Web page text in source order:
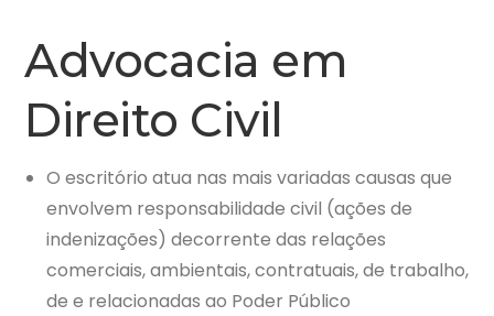
Advocacia em
Direito Civil
O escritório atua nas mais variadas causas que
envolvem responsabilidade civil (ações de
indenizações) decorrente das relações
comerciais, ambientais, contratuais, de trabalho,
de e relacionadas ao Poder Público